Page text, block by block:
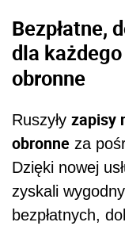
Bezpłatne,
dla
obronne
Ruszyły zapisy
obronne za
Dzięki nowej
zyskali
bezpłatnych,